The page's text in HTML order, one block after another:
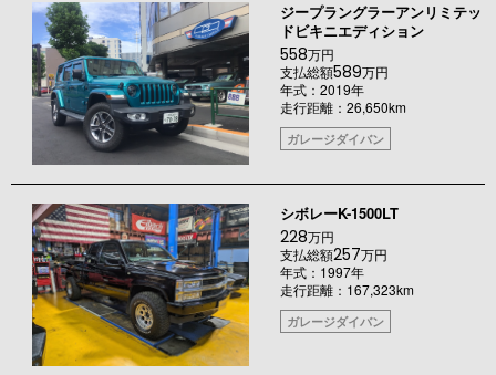
ジープラングラーアンリミテッ
ドビキニエディション
558万円
支払総額589万円
年式：2019年
走行距離：26,650km
ガレージダイバン
シボレーK-1500LT
228万円
支払総額257万円
年式：1997年
走行距離：167,323km
ガレージダイバン